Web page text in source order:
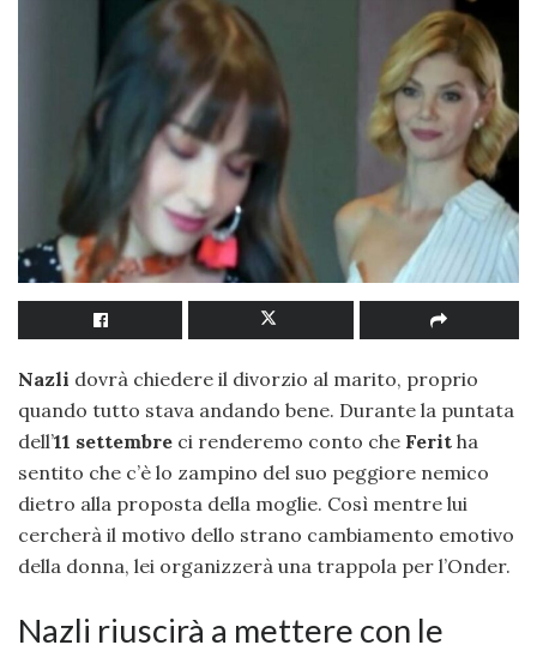
Nazli dovrà chiedere il divorzio al marito, proprio
quando tutto stava andando bene. Durante la puntata
dell’11 settembre ci renderemo conto che Ferit ha
sentito che c’è lo zampino del suo peggiore nemico
dietro alla proposta della moglie. Così mentre lui
cercherà il motivo dello strano cambiamento emotivo
della donna, lei organizzerà una trappola per l’Onder.
Nazli riuscirà a mettere con le